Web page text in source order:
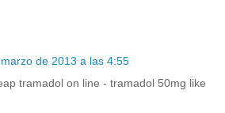
de 2013 a las 4:55
tramadol on line - tramadol 50mg like